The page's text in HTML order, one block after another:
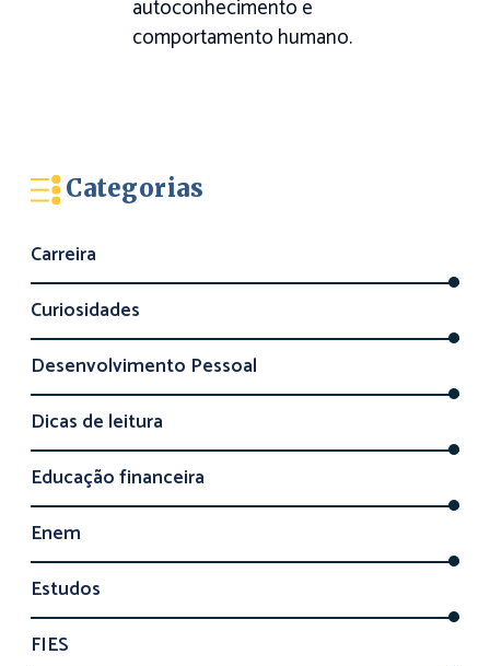
autoconhecimento e
comportamento humano.
Categorias
Carreira
Curiosidades
Desenvolvimento Pessoal
Dicas de leitura
Educação financeira
Enem
Estudos
FIES